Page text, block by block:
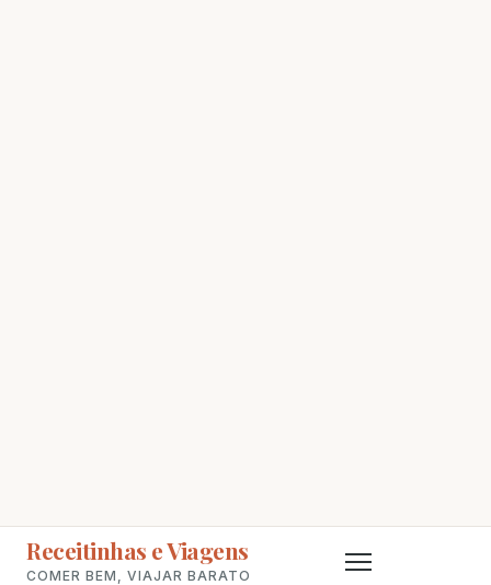
Receitinhas e Viagens
COMER BEM, VIAJAR BARATO